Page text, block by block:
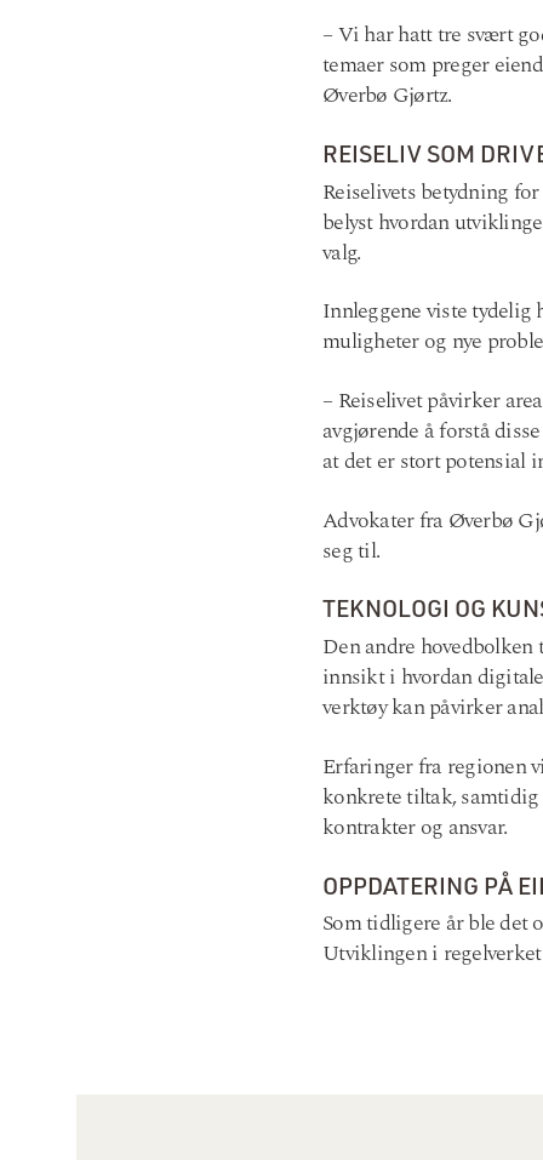
– Vi har hatt tre svært
temaer som preger
Øverbø Gjørtz.
REISELIV SOM
Reiselivets betydning
belyst hvordan
valg.
Innleggene viste
muligheter og nye
– Reiselivet påvirker
avgjørende å forstå
at det er stort potensial
Advokater fra Øverbø
seg til.
TEKNOLOGI OG
Den andre
innsikt i hvordan
verktøy kan påvirker
Erfaringer fra regionen
konkrete tiltak, samtidig
kontrakter og ansvar.
OPPDATERING PÅ
Som tidligere år ble det
Utviklingen i